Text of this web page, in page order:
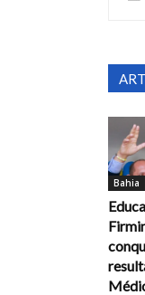
Bahia